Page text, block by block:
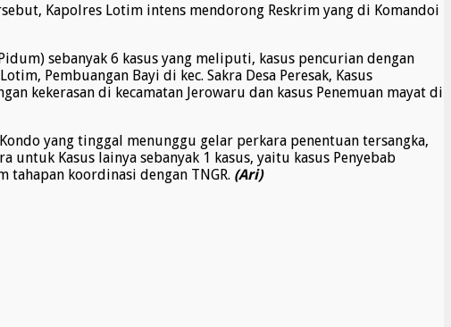
Kapolres Lotim intens mendorong Reskrim yang di Komandoi
sebanyak 6 kasus yang meliputi, kasus pencurian dengan
Pembuangan Bayi di kec. Sakra Desa Peresak, Kasus
kekerasan di kecamatan Jerowaru dan kasus Penemuan mayat di
yang tinggal menunggu gelar perkara penentuan tersangka,
Kasus lainya sebanyak 1 kasus, yaitu kasus Penyebab
tahapan koordinasi dengan TNGR. (Ari)